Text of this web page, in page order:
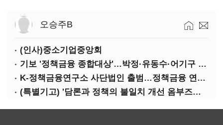
오승주B
(인사)중소기업중앙회
기보 '정책금융 종합대상'…박정·유동수·어기구 '대전환 대상'
K-정책금융연구소 사단법인 출범…정책금융 연구 본격화
(특별기고) '담론과 정책의 불일치 개선 옴부즈만 운동'을 시작하며